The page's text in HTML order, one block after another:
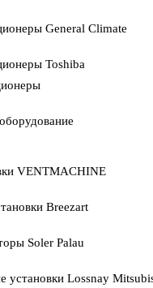
General Climate
Toshiba
VENTMACHINE
Breezart
Soler Palau
установки Lossnay